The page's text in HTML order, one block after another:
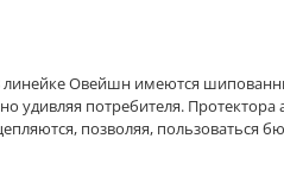
линейке Овейшн имеются
удивляя потребителя.
позволяя, пользоваться